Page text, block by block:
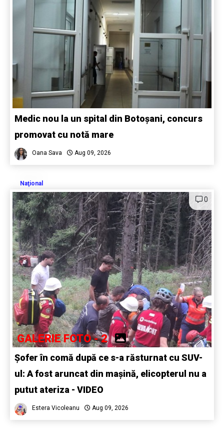
Medic nou la un spital din Botoșani, concurs
promovat cu notă mare
Oana Sava Aug 09, 2026
Naţional
0
GALERIE FOTO - 2
Șofer în comă după ce s-a răsturnat cu SUV-
ul: A fost aruncat din mașină, elicopterul nu a
putut ateriza - VIDEO
Estera Vicoleanu Aug 09, 2026